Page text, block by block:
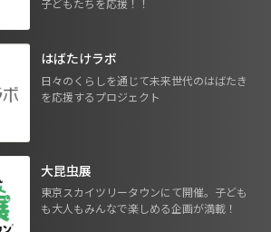
子どもたちを応援！！
はばたけラボ
日々のくらしを通じて未来世代のはばたき
を応援するプロジェクト
大昆虫展
東京スカイツリータウンにて開催。子ども
も大人もみんなで楽しめる企画が満載！